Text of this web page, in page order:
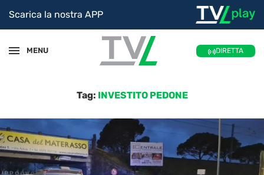
Scarica la nostra APP
MENU DIRETTA
Tag: INVESTITO PEDONE